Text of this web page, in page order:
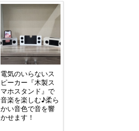
電気のいらないス
ピーカー『木製ス
マホスタンド』で
音楽を楽しむ♪柔ら
かい音色で音を響
かせます！